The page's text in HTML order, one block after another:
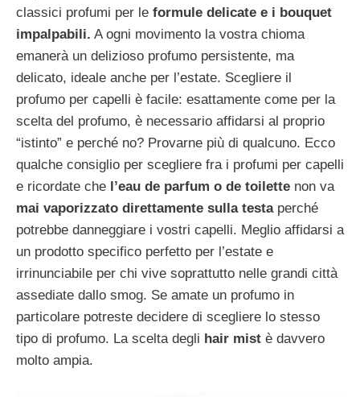
classici profumi per le formule delicate e i bouquet
impalpabili. A ogni movimento la vostra chioma
emanerà un delizioso profumo persistente, ma
delicato, ideale anche per l’estate. Scegliere il
profumo per capelli è facile: esattamente come per la
scelta del profumo, è necessario affidarsi al proprio
“istinto” e perché no? Provarne più di qualcuno. Ecco
qualche consiglio per scegliere fra i profumi per capelli
e ricordate che l’eau de parfum o de toilette non va
mai vaporizzato direttamente sulla testaperché
potrebbe danneggiare i vostri capelli. Meglio affidarsi a
un prodotto specifico perfetto per l’estate e
irrinunciabile per chi vive soprattutto nelle grandi città
assediate dallo smog. Se amate un profumo in
particolare potreste decidere di scegliere lo stesso
tipo di profumo. La scelta degli hair mist è davvero
molto ampia.